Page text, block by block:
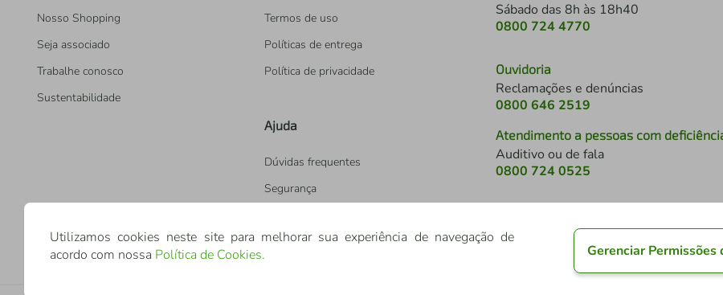
Nosso Shopping
Seja associado
Trabalhe conosco
Sustentabilidade
Termos de uso
Políticas de entrega
Política de privacidade
Ajuda
Dúvidas frequentes
Segurança
Sábado das 8h às 18h40
0800 724 4770
Ouvidoria
Reclamações e denúncias
0800 646 2519
Atendimento a pessoas com
Auditivo ou de fala
0800 724 0525
Utilizamos cookies neste site para melhorar sua experiência de navegação de
acordo com nossa Política de Cookies. Gerenciar Permissões